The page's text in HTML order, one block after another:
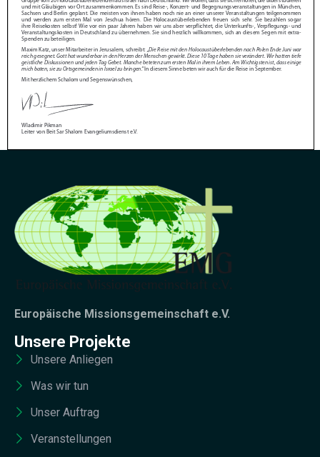
Europäische Missionsgemeinschaft e.V.
Unsere Projekte
Unsere Anliegen
Was wir tun
Unser Auftrag
Veranstellungen